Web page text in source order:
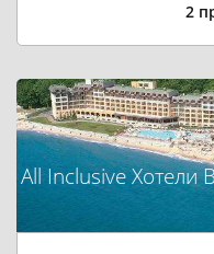
2
All Inclusive Хотели